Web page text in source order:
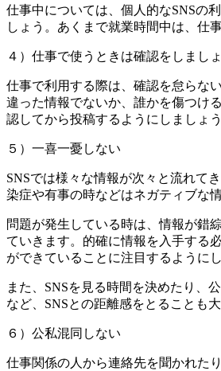
仕事中については、個人的なSNSの
しょう。あくまで就業時間中は、仕
４）仕事で使うときは確認をしまし
仕事で利用する際は、確認を怠らな
違った情報でないか、誰かを傷つけ
認してから投稿するようにしましょう
５）一喜一憂しない
SNSでは様々な情報が次々と流れて
染症や有事の時などはネガティブな
問題が発生している時は、情報が錯
ていきます。的確に情報を入手する
ができていることに注目するように
また、SNSを見る時間を決めたり、
など、SNSとの距離感をとることも大
６）公私混同しない
仕事関係の人から連絡先を聞かれた